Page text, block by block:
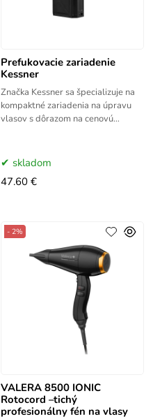
Prefukovacie zariadenie
Kessner
Značka Kessner sa špecializuje na
kompaktné zariadenia na úpravu
vlasov s dôrazom na cenovú
zahŕňa
skladom
47.60 €
VALERA 8500 IONIC
Rotocord –tichý
profesionálny fén na vlasy
- 2%